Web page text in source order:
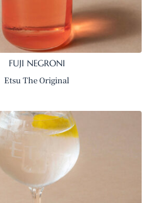
FUJI NEGRONI
Etsu The Original